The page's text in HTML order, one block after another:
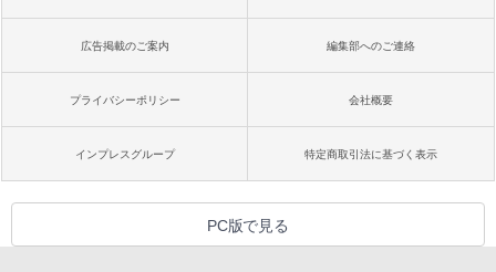
広告掲載のご案内 編集部へのご連絡
プライバシーポリシー 会社概要
インプレスグループ 特定商取引法に基づく表示
PC版で見る